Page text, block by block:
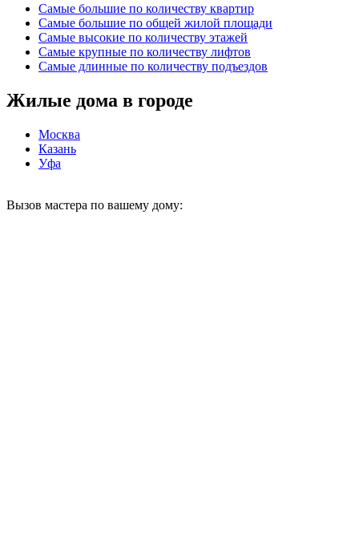
Самые большие по количеству квартир
Самые большие по общей жилой площади
Самые высокие по количеству этажей
Самые крупные по количеству лифтов
Самые длинные по количеству подъездов
Жилые дома в городе
Москва
Казань
Уфа
Вызов мастера по вашему дому: